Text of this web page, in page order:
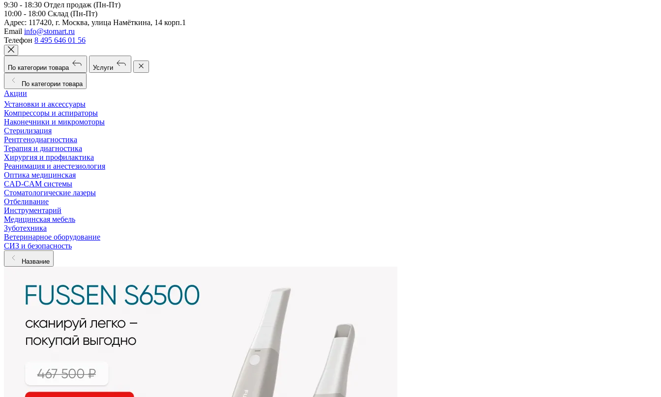
9:30 - 18:30 Отдел продаж (Пн-Пт)
10:00 - 18:00 Склад (Пн-Пт)
Адрес: 117420, г. Москва, улица Намёткина, 14 корп.1
Email info@stomart.ru
Телефон 8 495 646 01 56
По категории товара Услуги
По категории товара
Акции
Установки и аксессуары
Компрессоры и аспираторы
Наконечники и микромоторы
Стерилизация
Рентгенодиагностика
Терапия и диагностика
Хирургия и профилактика
Реанимация и анестезиология
Оптика медицинская
CAD-CAM системы
Стоматологические лазеры
Отбеливание
Инструментарий
Медицинская мебель
Зуботехника
Ветеринарное оборудование
СИЗ и безопасность
Название